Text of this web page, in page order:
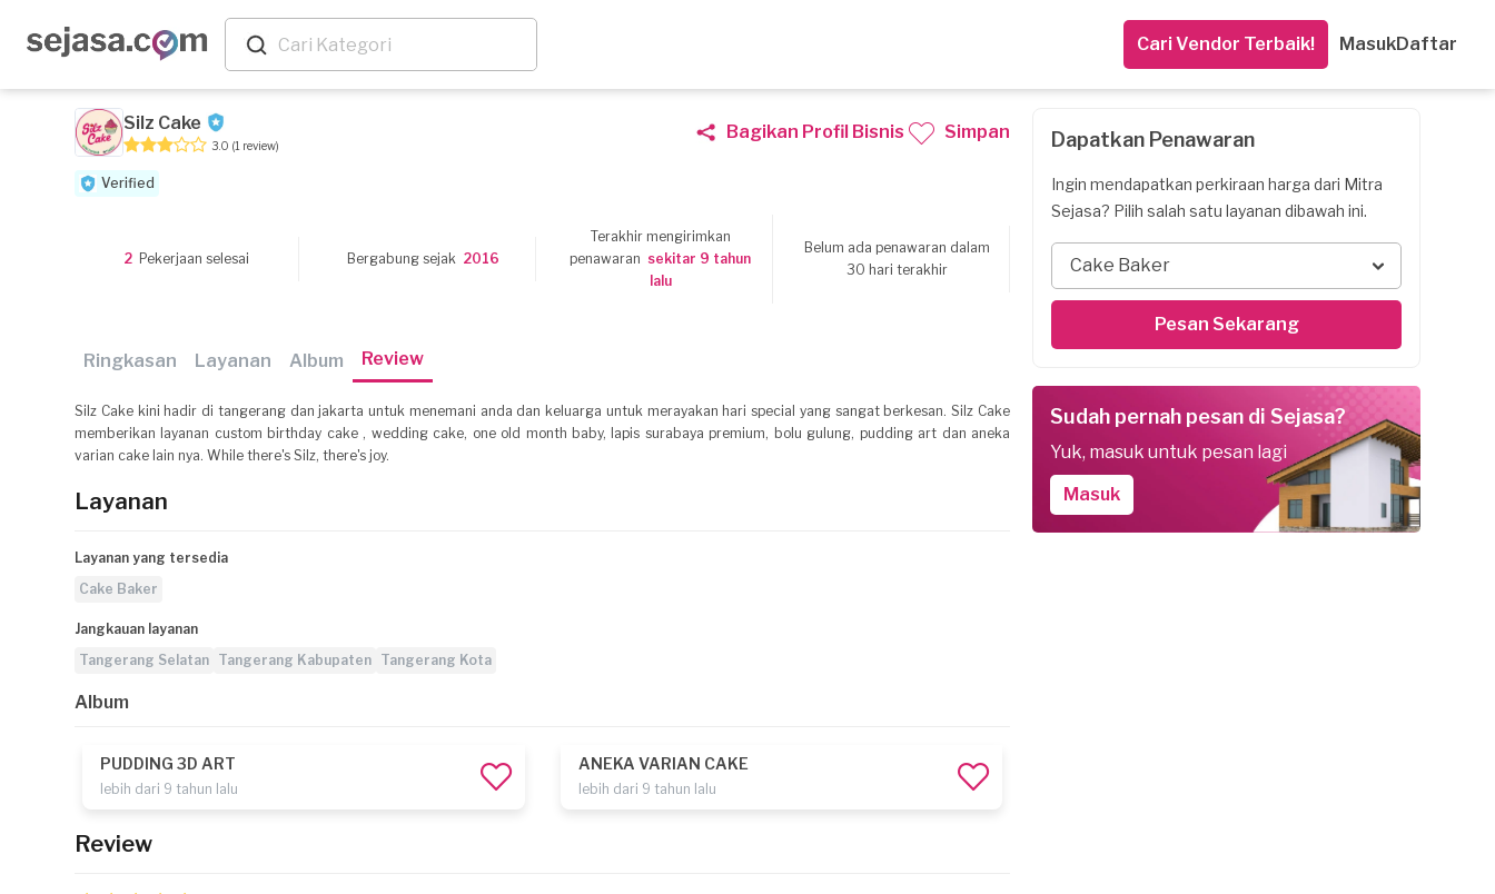
Cari Vendor Terbaik! MasukDaftar
Silz Cake
3.0 (1 review)
Bagikan Profil Bisnis Simpan
Verified
2Pekerjaan selesai Bergabung sejak 2016
Terakhir mengirimkan
penawaran sekitar 9 tahun
lalu
Belum ada penawaran dalam
30 hari terakhir
Ringkasan Layanan Album Review
Silz Cake kini hadir di tangerang dan jakarta untuk menemani anda dan keluarga untuk merayakan hari special yang sangat berkesan. Silz Cake
memberikan layanan custom birthday cake , wedding cake, one old month baby, lapis surabaya premium, bolu gulung, pudding art dan aneka
varian cake lain nya. While there's Silz, there's joy.
Layanan
Layanan yang tersedia
Cake Baker
Jangkauan layanan
Tangerang Selatan Tangerang Kabupaten Tangerang Kota
Album
PUDDING 3D ART
lebih dari 9 tahun lalu
ANEKA VARIAN CAKE
lebih dari 9 tahun lalu
Review
Dapatkan Penawaran
Ingin mendapatkan perkiraan harga dari Mitra
Sejasa? Pilih salah satu layanan dibawah ini.
Cake Baker
Pesan Sekarang
Sudah pernah pesan di Sejasa?
Yuk, masuk untuk pesan lagi
Masuk